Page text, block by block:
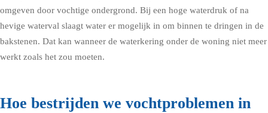
omgeven door vochtige ondergrond. Bij een hoge waterdruk of na
hevige waterval slaagt water er mogelijk in om binnen te dringen in de
bakstenen. Dat kan wanneer de waterkering onder de woning niet meer
werkt zoals het zou moeten.
Hoe bestrijden we vochtproblemen in